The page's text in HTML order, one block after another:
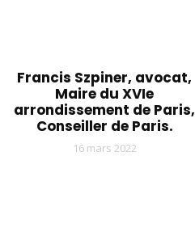
Francis Szpiner, avocat,
Maire du XVIe
arrondissement de Paris,
Conseiller de Paris.
16 mars 2022